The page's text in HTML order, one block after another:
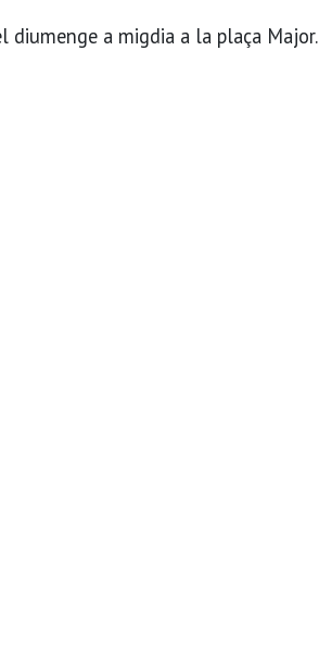
diumenge a migdia a la plaça Major.